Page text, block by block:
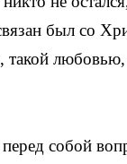
был со
такой любовью,
собой